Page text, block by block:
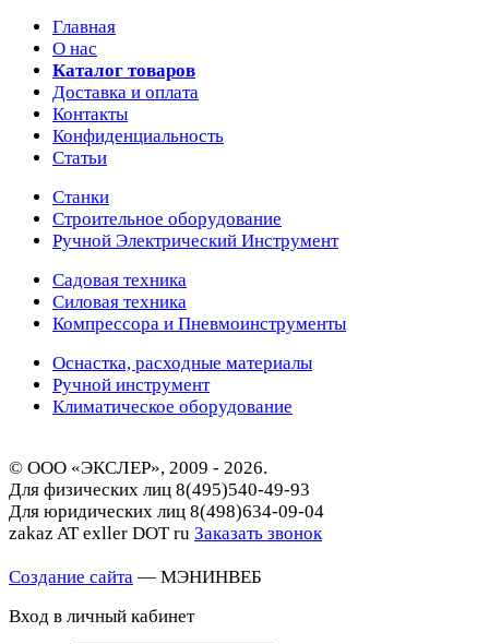
Главная
О нас
Каталог товаров
Доставка и оплата
Контакты
Конфиденциальность
Статьи
Станки
Строительное оборудование
Ручной Электрический Инструмент
Садовая техника
Силовая техника
Компрессора и Пневмоинструменты
Оснастка, расходные материалы
Ручной инструмент
Климатическое оборудование
© ООО «ЭКСЛЕР», 2009 - 2026.
Для физических лиц 8(495)540-49-93
Для юридических лиц 8(498)634-09-04
zakaz AT exller DOT ru Заказать звонок
Создание сайта — МЭНИНВЕБ
Вход в личный кабинет